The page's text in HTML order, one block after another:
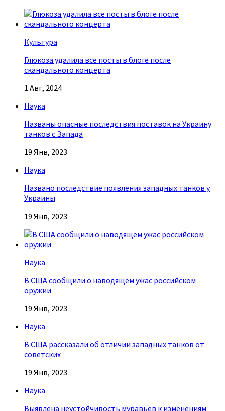
Культура
Глюкоза удалила все посты в блоге после
скандального концерта
1 Авг, 2024
Наука
Названы опасные последствия поставок на Украину
танков с Запада
19 Янв, 2023
Наука
Названо последствие появления западных танков у
Украины
19 Янв, 2023
Наука
В США сообщили о наводящем ужас российском
оружии
19 Янв, 2023
Наука
В США рассказали об отличии западных танков от
советских
19 Янв, 2023
Наука
Выявлена неустойчивость муравьев к изменениям